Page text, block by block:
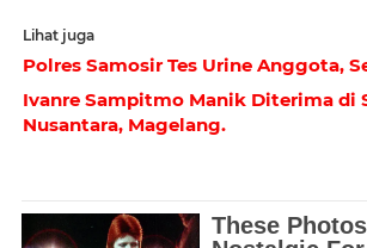
Lihat juga
Polres Samosir Tes Urine Anggota,
Ivanre Sampitmo Manik Diterima di
Nusantara, Magelang.